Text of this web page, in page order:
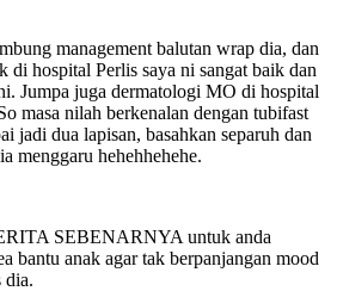
management balutan wrap dia, dan
di hospital Perlis saya ni sangat baik dan
Jumpa juga dermatologi MO di hospital
masa nilah berkenalan dengan tubifast
jadi dua lapisan, basahkan separuh dan
menggaru hehehhehehe.
SEBENARNYA untuk anda
bantu anak agar tak berpanjangan mood
dia.